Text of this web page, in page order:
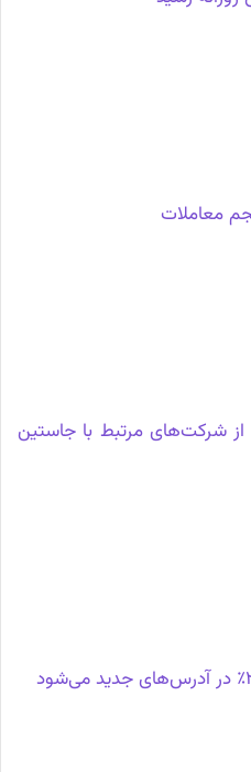
دلار کریپتو از شرکت‌های مرتبط با جاستین